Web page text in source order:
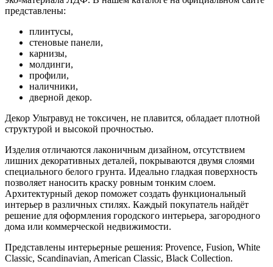
представлены:
плинтусы,
стеновые панели,
карнизы,
молдинги,
профили,
наличники,
дверной декор.
Декор Ультравуд не токсичен, не плавится, обладает плотной
структурой и высокой прочностью.
Изделия отличаются лаконичным дизайном, отсутствием
лишних декоративных деталей, покрываются двумя слоями
специального белого грунта. Идеально гладкая поверхность
позволяет наносить краску ровным тонким слоем.
Архитектурный декор поможет создать функциональный
интерьер в различных стилях. Каждый покупатель найдёт
решение для оформления городского интерьера, загородного
дома или коммерческой недвижимости.
Представлены интерьерные решения: Provence, Fusion, White
Classic, Scandinavian, American Classic, Black Collection.